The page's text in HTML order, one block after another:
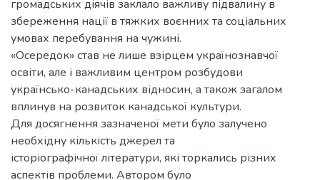
громадських діячів заклало важливу підвалину в
збереження нації в тяжких воєнних та соціальних
умовах перебування на чужині.
«Осередок» став не лише взірцем українознавчої
освіти, але і важливим центром розбудови
українсько-канадських відносин, а також загалом
вплинув на розвиток канадської культури.
Для досягнення зазначеної мети було залучено
необхідну кількість джерел та
історіографічної літератури, які торкались різних
аспектів проблеми. Автором було